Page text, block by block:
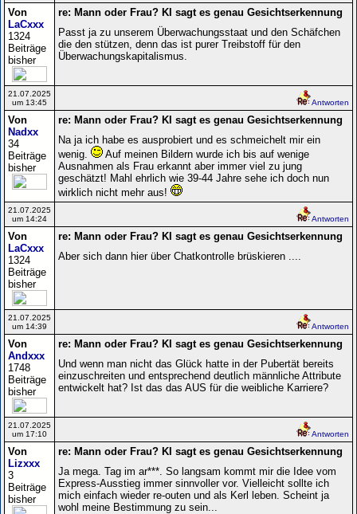
Von
LaCxxx
1324
Beiträge
bisher
re: Mann oder Frau? KI sagt es genau Gesichtserkennung
Passt ja zu unserem Überwachungsstaat und den Schäfchen
die den stützen, denn das ist purer Treibstoff für den
Überwachungskapitalismus.
21.07.2025
um 13:45
Antworten
Von
Nadxx
34
Beiträge
bisher
re: Mann oder Frau? KI sagt es genau Gesichtserkennung
Na ja ich habe es ausprobiert und es schmeichelt mir ein
wenig.
Auf meinen Bildern wurde ich bis auf wenige
Ausnahmen als Frau erkannt aber immer viel zu jung
geschätzt! Mahl ehrlich wie 39-44 Jahre sehe ich doch nun
wirklich nicht mehr aus!
21.07.2025
um 14:24
Antworten
Von
LaCxxx
1324
Beiträge
bisher
re: Mann oder Frau? KI sagt es genau Gesichtserkennung
Aber sich dann hier über Chatkontrolle brüskieren ....
21.07.2025
um 14:39
Antworten
Von
Andxxx
1748
Beiträge
bisher
re: Mann oder Frau? KI sagt es genau Gesichtserkennung
Und wenn man nicht das Glück hatte in der Pubertät bereits
einzuschreiten und entsprechend deutlich männliche Attribute
entwickelt hat? Ist das das AUS für die weibliche Karriere?
21.07.2025
um 17:10
Antworten
Von
Lizxxx
3
Beiträge
bisher
re: Mann oder Frau? KI sagt es genau Gesichtserkennung
Ja mega. Tag im ar***. So langsam kommt mir die Idee vom
Express-Ausstieg immer sinnvoller vor. Vielleicht sollte ich
mich einfach wieder re-outen und als Kerl leben. Scheint ja
wohl meine Bestimmung zu sein...